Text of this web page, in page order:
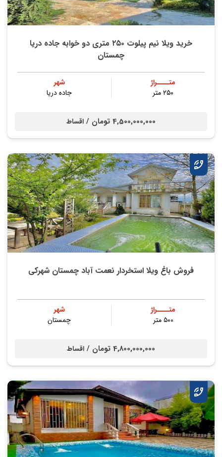
خرید ویلا نیم پیلوت ۲۵۰ متری دو خوابه جاده دریا
چمستان
متــــراژ
۲۵۰ متر
شهر
جاده دریا
4,500,000,000 تومان / اقساط
فروش باغ ویلا استخردار نعمت آباد چمستان شهرکی
متــــراژ
۵۰۰ متر
شهر
چمستان
4,800,000,000 تومان / اقساط